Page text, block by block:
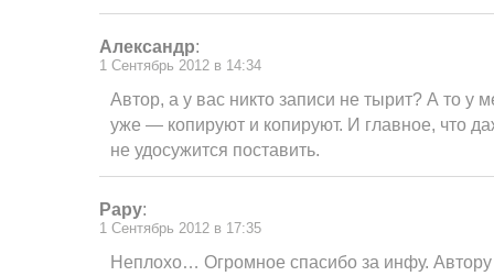
Александр:
1 Сентябрь 2012 в 14:34
Автор, а у вас никто записи не тырит? А то у
уже — копируют и копируют. И главное, что
не удосужится поставить.
Papy:
1 Сентябрь 2012 в 17:35
Неплохо… Огромное спасибо за инфу. Автору